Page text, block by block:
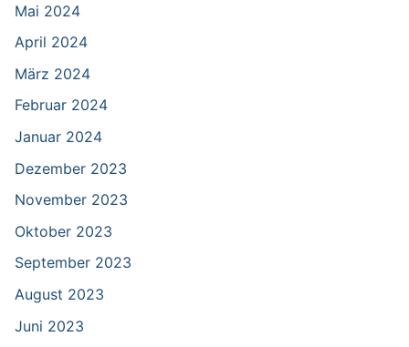
Mai 2024
April 2024
März 2024
Februar 2024
Januar 2024
Dezember 2023
November 2023
Oktober 2023
September 2023
August 2023
Juni 2023